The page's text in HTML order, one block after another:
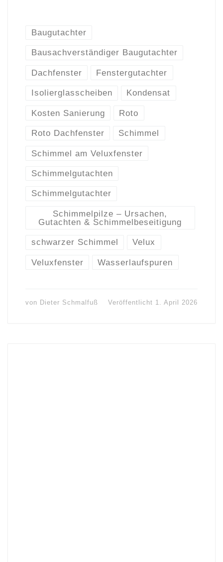
Baugutachter
Bausachverständiger Baugutachter
Dachfenster Fenstergutachter
Isolierglasscheiben Kondensat
Kosten Sanierung Roto
Roto Dachfenster Schimmel
Schimmel am Veluxfenster
Schimmelgutachten
Schimmelgutachter
Schimmelpilze – Ursachen,
Gutachten & Schimmelbeseitigung
schwarzer Schimmel Velux
Veluxfenster Wasserlaufspuren
von Dieter Schmalfuß Veröffentlicht 1. April 2026